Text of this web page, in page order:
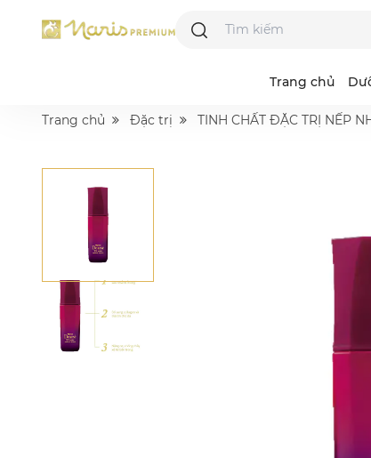
Trang chủ
Trang chủ Đặc trị TINH CHẤT ĐẶC TRỊ NẾP